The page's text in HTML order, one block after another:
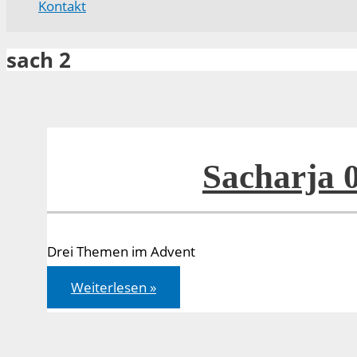
Kontakt
sach 2
Sacharja
Drei Themen im Advent
Sacharja
02,12-
17
Weiterlesen »